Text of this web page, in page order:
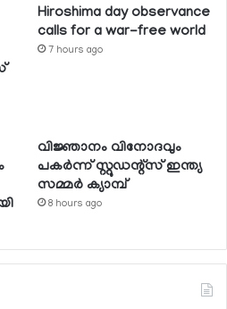
Hiroshima day observance
calls for a war-free world
7 hours ago
വിജ്ഞാനം വിനോദവും
പകര്‍ന്ന് സ്റ്റുഡന്റ്‌സ് ഇന്ത്യ
സമ്മര്‍ ക്യാമ്പ്
8 hours ago